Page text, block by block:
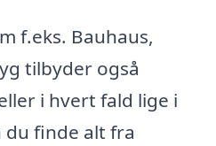
f.eks. Bauhaus,
tilbyder også
i hvert fald lige i
finde alt fra